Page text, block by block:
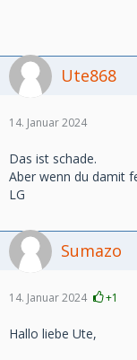
Ute868
14. Januar 2024
Das ist schade.
Aber wenn du damit
LG
Sumazo
14. Januar 2024 +1
Hallo liebe Ute,